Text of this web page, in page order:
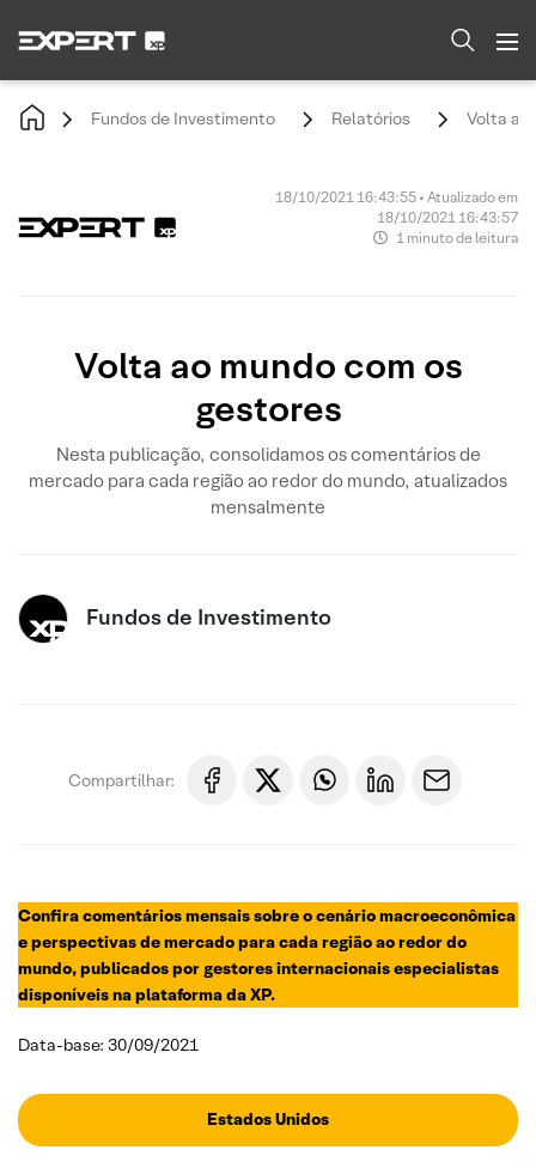
Fundos de Investimento Relatórios Volta ao
18/10/2021 16:43:55 • Atualizado em
18/10/2021 16:43:57
1 minuto de leitura
Volta ao mundo com os
gestores
Nesta publicação, consolidamos os comentários de
mercado para cada região ao redor do mundo, atualizados
mensalmente
Fundos de Investimento
Compartilhar:
Confira comentários mensais sobre o cenário macroeconômica
e perspectivas de mercado para cada região ao redor do
mundo, publicados por gestores internacionais especialistas
disponíveis na plataforma da XP.
Data-base: 30/09/2021
Estados Unidos